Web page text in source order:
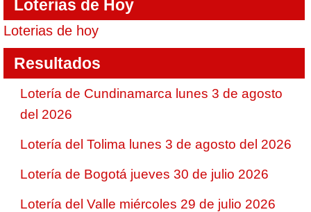
Loterias de Hoy
Loterias de hoy
Resultados
Lotería de Cundinamarca lunes 3 de agosto
del 2026
Lotería del Tolima lunes 3 de agosto del 2026
Lotería de Bogotá jueves 30 de julio 2026
Lotería del Valle miércoles 29 de julio 2026